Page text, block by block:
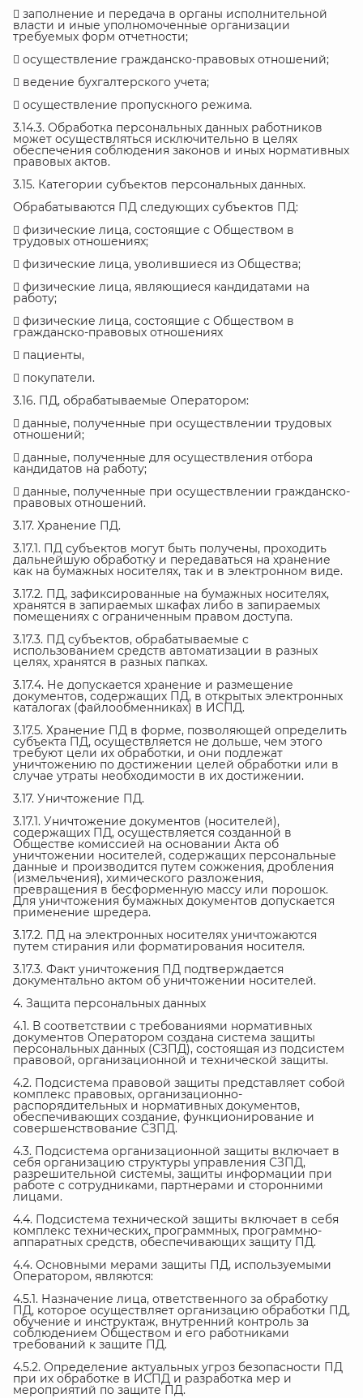
 заполнение и передача в органы исполнительной
власти и иные уполномоченные организации
требуемых форм отчетности;
 осуществление гражданско-правовых отношений;
 ведение бухгалтерского учета;
 осуществление пропускного режима.
3.14.3. Обработка персональных данных работников
может осуществляться исключительно в целях
обеспечения соблюдения законов и иных нормативных
правовых актов.
3.15. Категории субъектов персональных данных.
Обрабатываются ПД следующих субъектов ПД:
 физические лица, состоящие с Обществом в
трудовых отношениях;
 физические лица, уволившиеся из Общества;
 физические лица, являющиеся кандидатами на
работу;
 физические лица, состоящие с Обществом в
гражданско-правовых отношениях
 пациенты,
 покупатели.
3.16. ПД, обрабатываемые Оператором:
 данные, полученные при осуществлении трудовых
отношений;
 данные, полученные для осуществления отбора
кандидатов на работу;
 данные, полученные при осуществлении гражданско-
правовых отношений.
3.17. Хранение ПД.
3.17.1. ПД субъектов могут быть получены, проходить
дальнейшую обработку и передаваться на хранение
как на бумажных носителях, так и в электронном виде.
3.17.2. ПД, зафиксированные на бумажных носителях,
хранятся в запираемых шкафах либо в запираемых
помещениях с ограниченным правом доступа.
3.17.3. ПД субъектов, обрабатываемые с
использованием средств автоматизации в разных
целях, хранятся в разных папках.
3.17.4. Не допускается хранение и размещение
документов, содержащих ПД, в открытых электронных
каталогах (файлообменниках) в ИСПД.
3.17.5. Хранение ПД в форме, позволяющей определить
субъекта ПД, осуществляется не дольше, чем этого
требуют цели их обработки, и они подлежат
уничтожению по достижении целей обработки или в
случае утраты необходимости в их достижении.
3.17. Уничтожение ПД.
3.17.1. Уничтожение документов (носителей),
содержащих ПД, осуществляется созданной в
Обществе комиссией на основании Акта об
уничтожении носителей, содержащих персональные
данные и производится путем сожжения, дробления
(измельчения), химического разложения,
превращения в бесформенную массу или порошок.
Для уничтожения бумажных документов допускается
применение шредера.
3.17.2. ПД на электронных носителях уничтожаются
путем стирания или форматирования носителя.
3.17.3. Факт уничтожения ПД подтверждается
документально актом об уничтожении носителей.
4. Защита персональных данных
4.1. В соответствии с требованиями нормативных
документов Оператором создана система защиты
персональных данных (СЗПД), состоящая из подсистем
правовой, организационной и технической защиты.
4.2. Подсистема правовой защиты представляет собой
комплекс правовых, организационно-
распорядительных и нормативных документов,
обеспечивающих создание, функционирование и
совершенствование СЗПД.
4.3. Подсистема организационной защиты включает в
себя организацию структуры управления СЗПД,
разрешительной системы, защиты информации при
работе с сотрудниками, партнерами и сторонними
лицами.
4.4. Подсистема технической защиты включает в себя
комплекс технических, программных, программно-
аппаратных средств, обеспечивающих защиту ПД.
4.4. Основными мерами защиты ПД, используемыми
Оператором, являются:
4.5.1. Назначение лица, ответственного за обработку
ПД, которое осуществляет организацию обработки ПД,
обучение и инструктаж, внутренний контроль за
соблюдением Обществом и его работниками
требований к защите ПД.
4.5.2. Определение актуальных угроз безопасности ПД
при их обработке в ИСПД и разработка мер и
мероприятий по защите ПД.